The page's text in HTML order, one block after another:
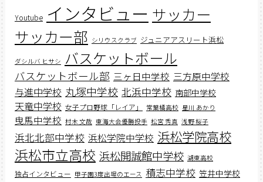
Youtube インタビュー サッカー
サッカー部 シリウスクラブ ジュニアアスリート浜松
ダシルバ ヒサシ バスケットボール
バスケットボール部 三ヶ日中学校 三方原中学校
与進中学校 丸塚中学校 北浜中学校 南部中学校
天竜中学校 女子プロ野球「レイア」 常葉橘高校 星川 あかり
曳馬中学校 村木 文哉 東海大会優勝投手 松宮 秀真 浅野 桜子
浜北北部中学校 浜松学院中学校 浜松学院高校
浜松市立高校 浜松開誠館中学校 湖東高校
独占インタビュー 甲子園3度出場のエース 積志中学校 笠井中学校